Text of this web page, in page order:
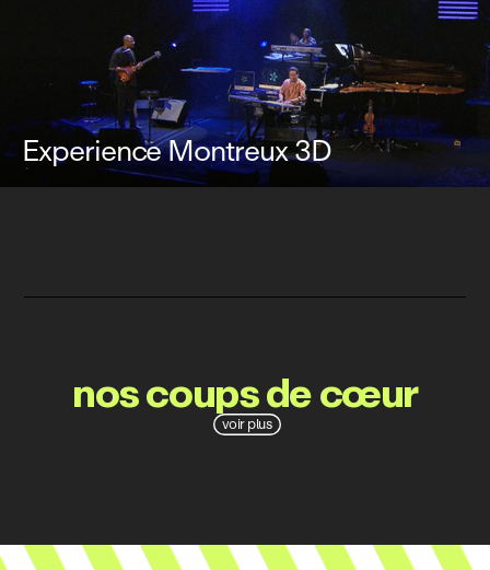
Experience Montreux 3D
voir plus
nos coups de cœur